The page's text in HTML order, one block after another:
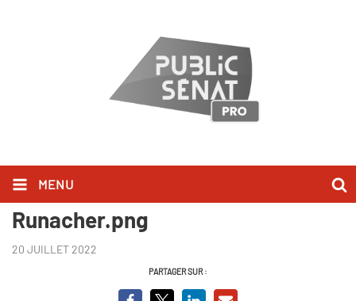
MENU
Capture QAG Agnès
Runacher.png
20 JUILLET 2022
PARTAGER SUR :